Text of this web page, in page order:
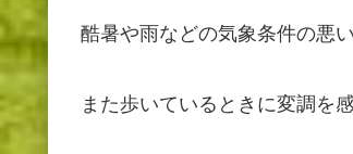
酷暑や雨などの気象条件の悪
また歩いているときに変調を